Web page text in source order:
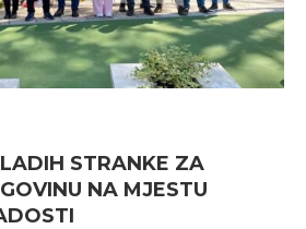
STRANKE ZA
NA MJESTU